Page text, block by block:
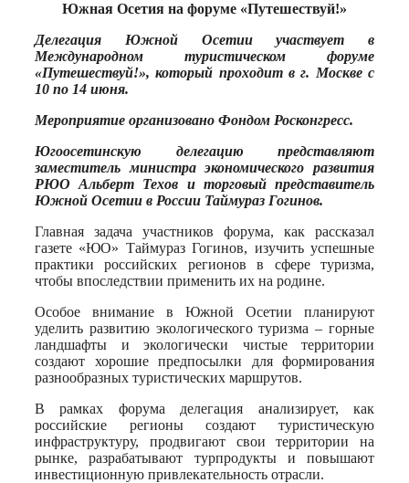
Южная Осетия на форуме «Путешествуй!»
Делегация Южной Осетии участвует в
Международном туристическом форуме
«Путешествуй!», который проходит в г. Москве с
10 по 14 июня.
Мероприятие организовано Фондом Росконгресс.
Югоосетинскую делегацию представляют
заместитель министра экономического развития
РЮО Альберт Техов и торговый представитель
Южной Осетии в России Таймураз Гогинов.
Главная задача участников форума, как рассказал
газете «ЮО» Таймураз Гогинов, изучить успешные
практики российских регионов в сфере туризма,
чтобы впоследствии применить их на родине.
Особое внимание в Южной Осетии планируют
уделить развитию экологического туризма – горные
ландшафты и экологически чистые территории
создают хорошие предпосылки для формирования
разнообразных туристических маршрутов.
В рамках форума делегация анализирует, как
российские регионы создают туристическую
инфраструктуру, продвигают свои территории на
рынке, разрабатывают турпродукты и повышают
инвестиционную привлекательность отрасли.